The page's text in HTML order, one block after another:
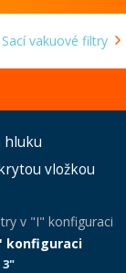
Sací vakuové filtry
hluku
vložkou
v "I" konfiguraci
konfiguraci
3"